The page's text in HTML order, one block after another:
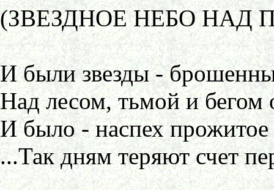
(ЗВЕЗДНОЕ НЕБО НАД
И были звезды -
Над лесом, тьмой и бегом
И было - наспех прожитое
...Так дням теряют счет